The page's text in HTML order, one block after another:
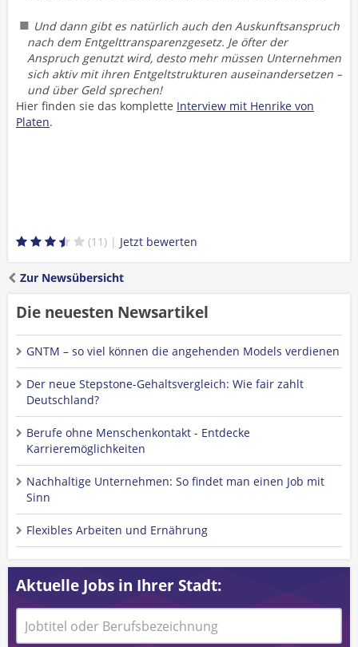
Und dann gibt es natürlich auch den Auskunftsanspruch
nach dem Entgelttransparenzgesetz. Je öfter der
Anspruch genutzt wird, desto mehr müssen Unternehmen
sich aktiv mit ihren Entgeltstrukturen auseinandersetzen –
und über Geld sprechen!
Hier finden sie das komplette Interview mit Henrike von
Platen.
11
Zur Newsübersicht
Die neuesten Newsartikel
GNTM – so viel können die angehenden Models verdienen
Der neue Stepstone-Gehaltsvergleich: Wie fair zahlt
Deutschland?
Berufe ohne Menschenkontakt - Entdecke
Karrieremöglichkeiten
Nachhaltige Unternehmen: So findet man einen Job mit
Sinn
Flexibles Arbeiten und Ernährung
Aktuelle Jobs in Ihrer Stadt: